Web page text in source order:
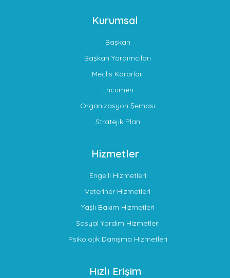
Kurumsal
Başkan
Başkan Yardımcıları
Meclis Kararları
Encümen
Organizasyon Şeması
Stratejik Plan
Hizmetler
Engelli Hizmetleri
Veteriner Hizmetleri
Yaşlı Bakım Hizmetleri
Sosyal Yardım Hizmetleri
Psikolojik Danışma Hizmetleri
Hızlı Erişim